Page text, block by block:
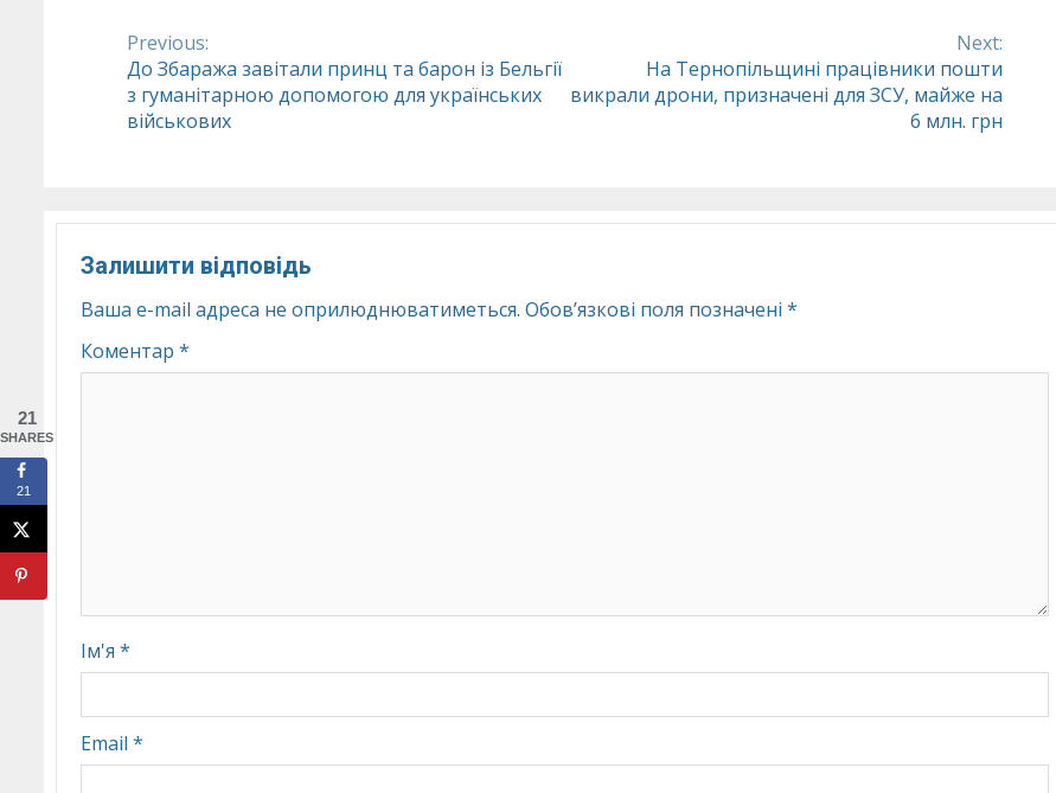
Continue
Reading
Previous:
До Збаража завітали принц та барон із Бельгії
з гуманітарною допомогою для українських
військових
Next:
На Тернопільщині працівники пошти
викрали дрони, призначені для ЗСУ, майже на
6 млн. грн
Залишити відповідь
Ваша e-mail адреса не оприлюднюватиметься. Обов’язкові поля позначені *
Коментар *
Ім'я *
Email *
21
SHARES
21